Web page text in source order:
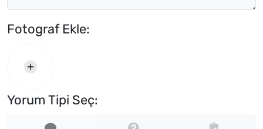
Fotograf Ekle:
Yorum Tipi Seç: